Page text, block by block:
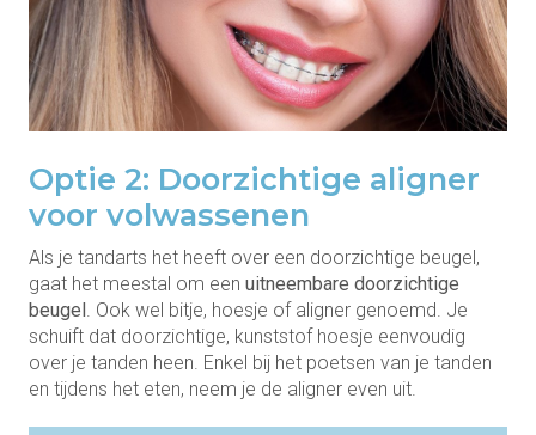
Optie 2: Doorzichtige aligner
voor volwassenen
Als je tandarts het heeft over een doorzichtige beugel,
gaat het meestal om een uitneembare doorzichtige
beugel. Ook wel bitje, hoesje of aligner genoemd. Je
schuift dat doorzichtige, kunststof hoesje eenvoudig
over je tanden heen. Enkel bij het poetsen van je tanden
en tijdens het eten, neem je de aligner even uit.